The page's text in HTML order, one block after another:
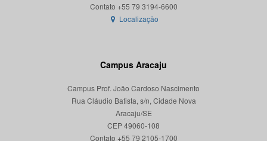
Localização
Campus Aracaju
Campus Prof. João Cardoso Nascimento
Rua Cláudio Batista, s/n, Cidade Nova
Aracaju/SE
CEP 49060-108